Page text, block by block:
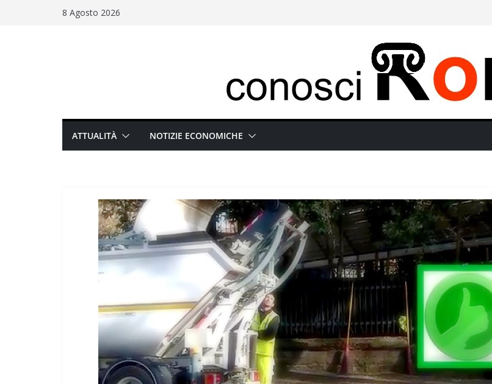
8 Agosto 2026
ATTUALITÀ NOTIZIE ECONOMICHE